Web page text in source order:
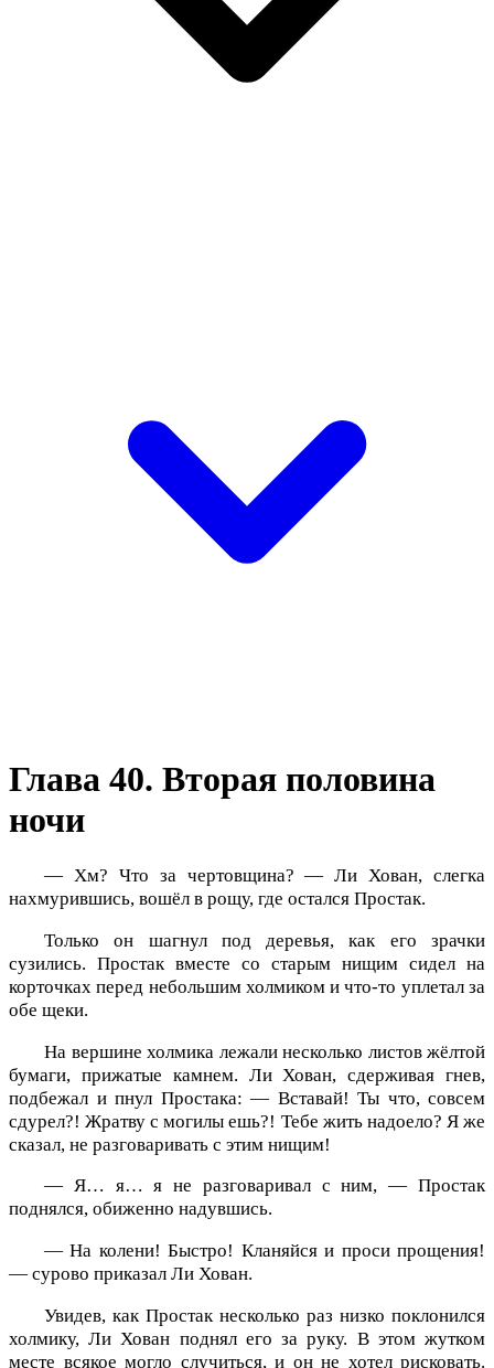
Глава 40. Вторая половина
ночи
— Хм? Что за чертовщина? — Ли Хован, слегка
нахмурившись, вошёл в рощу, где остался Простак.
Только он шагнул под деревья, как его зрачки
сузились. Простак вместе со старым нищим сидел на
корточках перед небольшим холмиком и что-то уплетал за
обе щеки.
На вершине холмика лежали несколько листов жёлтой
бумаги, прижатые камнем. Ли Хован, сдерживая гнев,
подбежал и пнул Простака: — Вставай! Ты что, совсем
сдурел?! Жратву с могилы ешь?! Тебе жить надоело? Я же
сказал, не разговаривать с этим нищим!
— Я… я… я не разговаривал с ним, — Простак
поднялся, обиженно надувшись.
— На колени! Быстро! Кланяйся и проси прощения!
— сурово приказал Ли Хован.
Увидев, как Простак несколько раз низко поклонился
холмику, Ли Хован поднял его за руку. В этом жутком
месте всякое могло случиться, и он не хотел рисковать.